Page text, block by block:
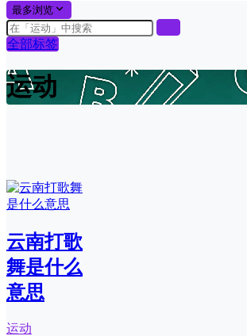
最多浏览
全部标签
运动
云南打歌
舞是什么
意思
运动